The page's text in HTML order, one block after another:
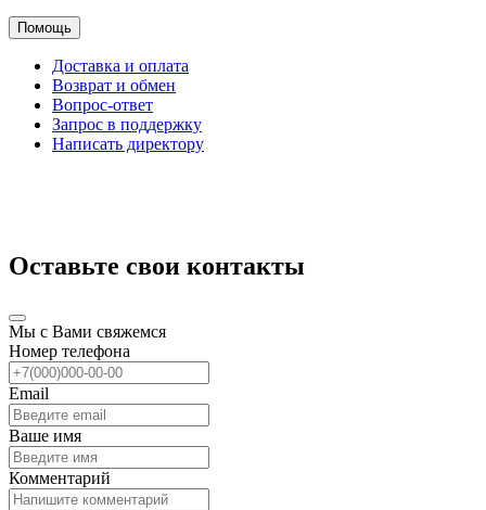
Помощь
Доставка и оплата
Возврат и обмен
Вопрос-ответ
Запрос в поддержку
Написать директору
Оставьте свои контакты
Мы с Вами свяжемся
Номер телефона
Email
Ваше имя
Комментарий